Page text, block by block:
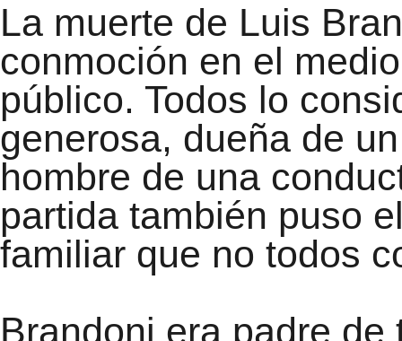
La muerte de Luis
conmoción en el
público. Todos lo
generosa, dueña de
hombre de una
partida también puso
familiar que no todos
Brandoni era padre